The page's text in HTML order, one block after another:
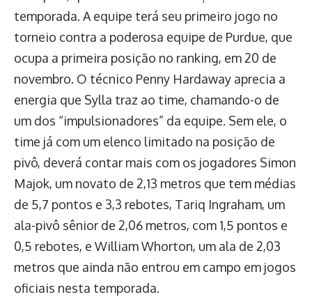
temporada. A equipe terá seu primeiro jogo no
torneio contra a poderosa equipe de Purdue, que
ocupa a primeira posição no ranking, em 20 de
novembro. O técnico Penny Hardaway aprecia a
energia que Sylla traz ao time, chamando-o de
um dos “impulsionadores” da equipe. Sem ele, o
time já com um elenco limitado na posição de
pivô, deverá contar mais com os jogadores Simon
Majok, um novato de 2,13 metros que tem médias
de 5,7 pontos e 3,3 rebotes, Tariq Ingraham, um
ala-pivô sênior de 2,06 metros, com 1,5 pontos e
0,5 rebotes, e William Whorton, um ala de 2,03
metros que ainda não entrou em campo em jogos
oficiais nesta temporada.